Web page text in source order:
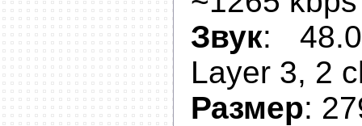
Звук:
Layer 3, 2
Размер: